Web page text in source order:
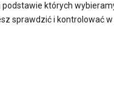
podstawie których
sprawdzić i kontrolować w